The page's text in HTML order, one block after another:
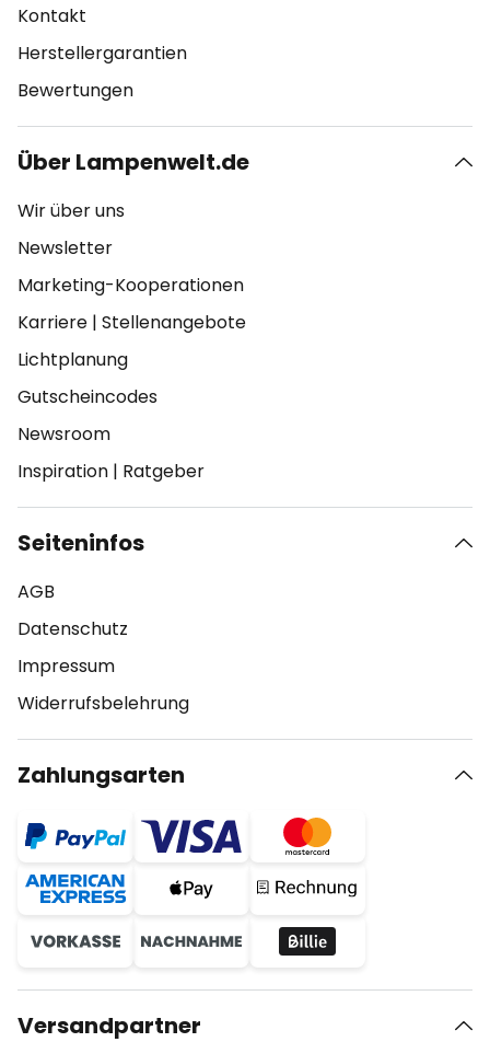
Kontakt
Herstellergarantien
Bewertungen
Über Lampenwelt.de
Wir über uns
Newsletter
Marketing-Kooperationen
Karriere | Stellenangebote
Lichtplanung
Gutscheincodes
Newsroom
Inspiration | Ratgeber
Seiteninfos
AGB
Datenschutz
Impressum
Widerrufsbelehrung
Zahlungsarten
Versandpartner